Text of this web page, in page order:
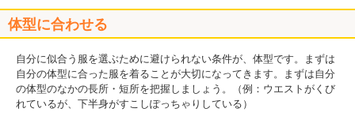
体型に合わせる
自分に似合う服を選ぶために避けられない条件が、体型です。まずは
自分の体型に合った服を着ることが大切になってきます。まずは自分
の体型のなかの長所・短所を把握しましょう。（例：ウエストがくび
れているが、下半身がすこしぽっちゃりしている）